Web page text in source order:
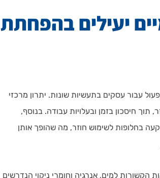
יעילים בהפחתת
עבור עסקים בתעשיות שונות. יתרון מרכזי
תוך חיסכון בזמן ובעלויות עבודה. בנוסף,
בחלופות לשימוש חוזר, מה שהופך אותן
הקשורות למים, אנרגיה וחומרי ניקוי הנדרשים